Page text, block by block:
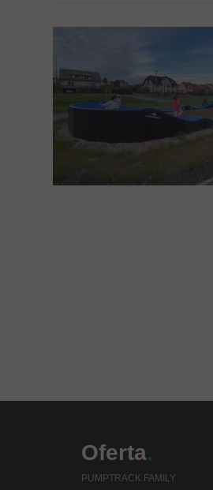
Oferta.
PUMPTRACK FAMILY